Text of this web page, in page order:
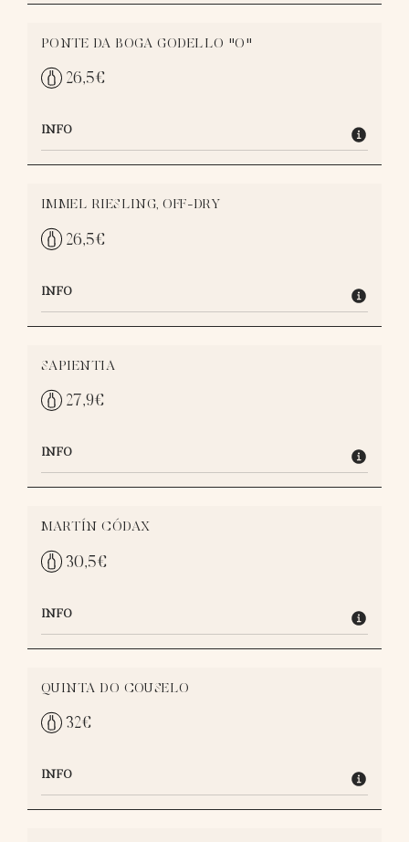
PONTE DA BOGA GODELLO "O"
26,5€
INFO
IMMEL RIESLING, OFF-DRY
26,5€
INFO
SAPIENTIA
27,9€
INFO
MARTÍN CÓDAX
30,5€
INFO
QUINTA DO COUSELO
32€
INFO